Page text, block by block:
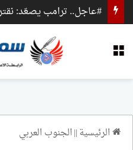
الرئيسية||الجنوب العربي